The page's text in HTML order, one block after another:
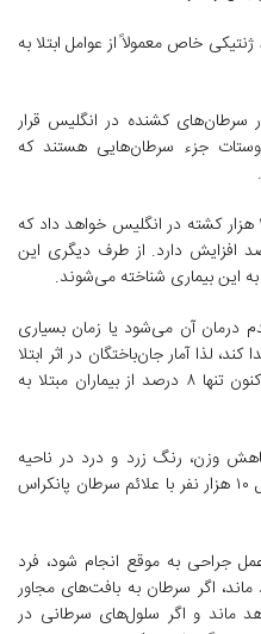
خاص معمولاً از عوامل ابتلا به
کشنده در انگلیس قرار
جزء سرطان‌هایی هستند که
سرطان لوزالمعده از سال ۲۰۲۶ حداقل ۱۲ هزار کشته در انگلیس خواهد داد که
نسبت به دهه قبل آن ۳۰ درصد افزایش دارد. از طرف دیگری این
این بیماری شناخته می‌شوند.
درمان آن می‌شود یا زمان بسیاری
لذا آمار جان‌باختگان در اثر ابتلا
به این بیماری روند صعودی دارد. هم‌اکنون تنها ۸ درصد از بیماران مبتلا به
وزن، رنگ زرد و درد در ناحیه
معده اشاره کرد؛ اکنون در هر سال حداقل ۱۰ هزار نفر با علائم سرطان پانکراس
جراحی به موقع انجام شود، فرد
ماند، اگر سرطان به بافت‌های مجاور
۱۱ ماه زنده خواهد ماند و اگر سلول‌های سرطانی در